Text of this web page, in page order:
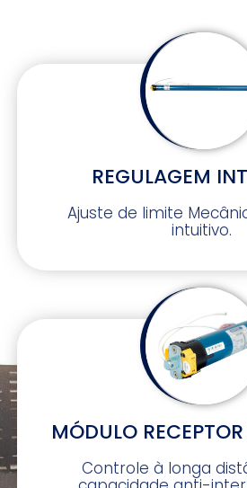
REGULAGEM
Ajuste de limite
intuitivo.
MÓDULO
Controle à longa